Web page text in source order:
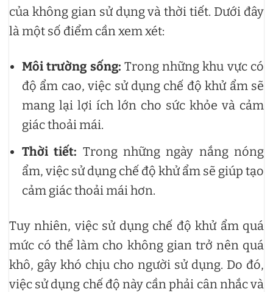
của không gian sử dụng và thời tiết. Dưới đây
là một số điểm cần xem xét:
Môi trường sống: Trong những khu vực có
độ ẩm cao, việc sử dụng chế độ khử ẩm sẽ
mang lại lợi ích lớn cho sức khỏe và cảm
giác thoải mái.
Thời tiết: Trong những ngày nắng nóng
ẩm, việc sử dụng chế độ khử ẩm sẽ giúp tạo
cảm giác thoải mái hơn.
Tuy nhiên, việc sử dụng chế độ khử ẩm quá
mức có thể làm cho không gian trở nên quá
khô, gây khó chịu cho người sử dụng. Do đó,
việc sử dụng chế độ này cần phải cân nhắc và